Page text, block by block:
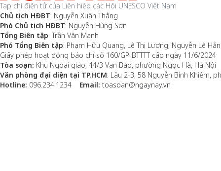
Tạp chí điện tử của Liên hiệp các Hội UNESCO Việt Nam
Chủ tịch HĐBT: Nguyễn Xuân Thắng
Phó Chủ tịch HĐBT: Nguyễn Hùng Sơn
Tổng Biên tập: Trần Văn Mạnh
Phó Tổng Biên tập: Phạm Hữu Quang, Lê Thị Lương, Nguyễn Lệ
Giấy phép hoạt động báo chí số 160/GP-BTTTT cấp ngày 11/6/2024
Tòa soạn: Khu Ngoại giao, 44/3 Vạn Bảo, phường Ngọc Hà, Hà Nội
Văn phòng đại diện tại TP.HCM: Lầu 2-3, 58 Nguyễn Bỉnh Khiêm,
Hotline: 096.234.1234 Email: toasoan@ngaynay.vn